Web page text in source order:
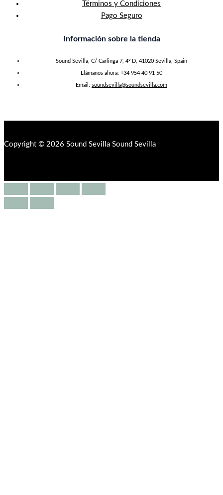
Términos y Condiciones
Pago Seguro
Información sobre la tienda
Sound Sevilla, C/ Carlinga 7, 4º D, 41020 Sevilla, Spain
Llámanos ahora: +34 954 40 91 50
Email: soundsevilla@soundsevilla.com
Copyright © 2026 Sound Sevilla Sound Sevilla